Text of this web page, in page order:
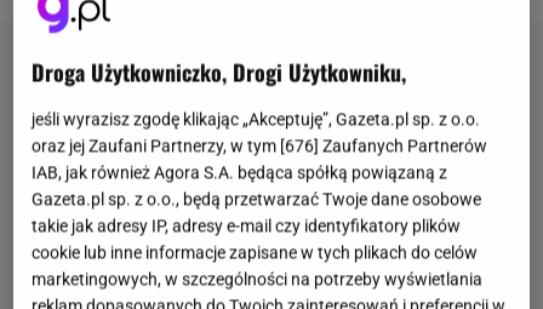
Droga Użytkowniczko, Drogi Użytkowniku,
jeśli wyrazisz zgodę klikając „Akceptuję”, Gazeta.pl sp. z o.o.
oraz jej Zaufani Partnerzy, w tym [676] Zaufanych Partnerów
IAB, jak również Agora S.A. będąca spółką powiązaną z
Gazeta.pl sp. z o.o., będą przetwarzać Twoje dane osobowe
takie jak adresy IP, adresy e-mail czy identyfikatory plików
cookie lub inne informacje zapisane w tych plikach do celów
marketingowych, w szczególności na potrzeby wyświetlania